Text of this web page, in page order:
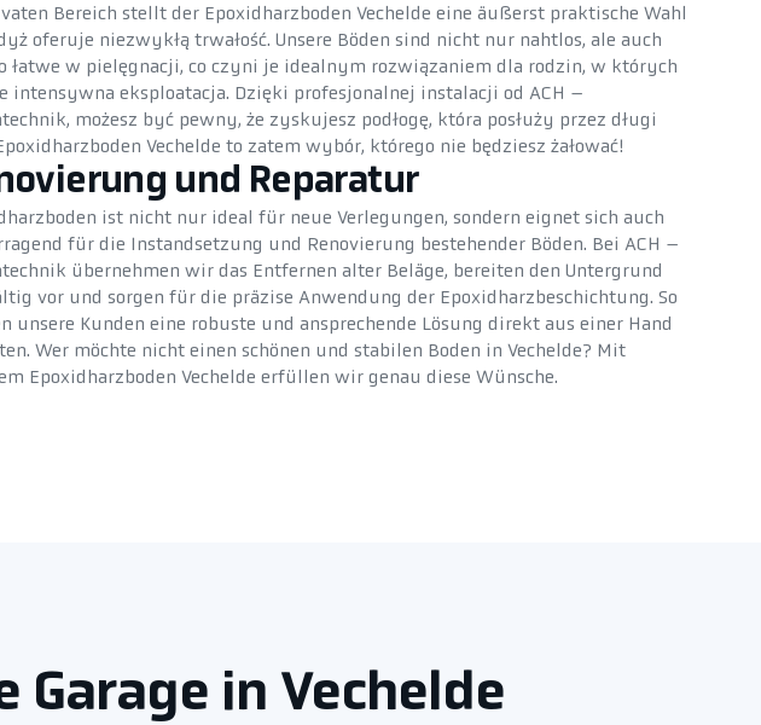
Bereich stellt der Epoxidharzboden Vechelde eine äußerst praktische Wahl
oferuje niezwykłą trwałość. Unsere Böden sind nicht nur nahtlos, ale auch
łatwe w pielęgnacji, co czyni je idealnym rozwiązaniem dla rodzin, w których
intensywna eksploatacja. Dzięki profesjonalnej instalacji od ACH –
możesz być pewny, że zyskujesz podłogę, która posłuży przez długi
Vechelde to zatem wybór, którego nie będziesz żałować!
und Reparatur
ist nicht nur ideal für neue Verlegungen, sondern eignet sich auch
für die Instandsetzung und Renovierung bestehender Böden. Bei ACH –
übernehmen wir das Entfernen alter Beläge, bereiten den Untergrund
vor und sorgen für die präzise Anwendung der Epoxidharzbeschichtung. So
unsere Kunden eine robuste und ansprechende Lösung direkt aus einer Hand
Wer möchte nicht einen schönen und stabilen Boden in Vechelde? Mit
Epoxidharzboden Vechelde erfüllen wir genau diese Wünsche.
Garage in Vechelde